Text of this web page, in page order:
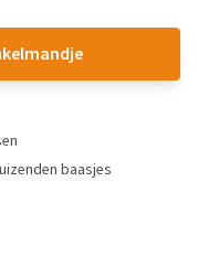
baasjes